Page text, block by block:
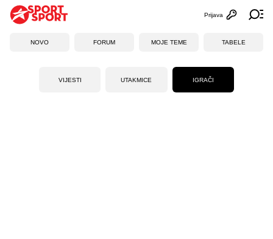
Otvori
Prijava
NOVO FORUM MOJE TEME TABELE
VIJESTI UTAKMICE IGRAČI